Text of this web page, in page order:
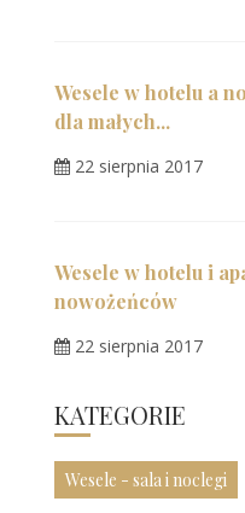
Wesele w hotelu a
dla małych...
22 sierpnia 2017
Wesele w hotelu i
nowożeńców
22 sierpnia 2017
KATEGORIE
Wesele - sala i noclegi